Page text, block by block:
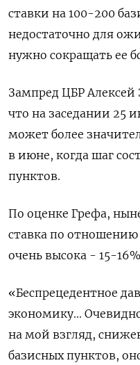
ставки на 100-200
недостаточно для
нужно сокращать ее
Зампред ЦБР Алексей
что на заседании 25
может более
в июне, когда шаг
пунктов.
По оценке Грефа,
ставка по
очень высока - 15-
«Беспрецедентное
экономику...
на мой взгляд,
базисных пунктов,